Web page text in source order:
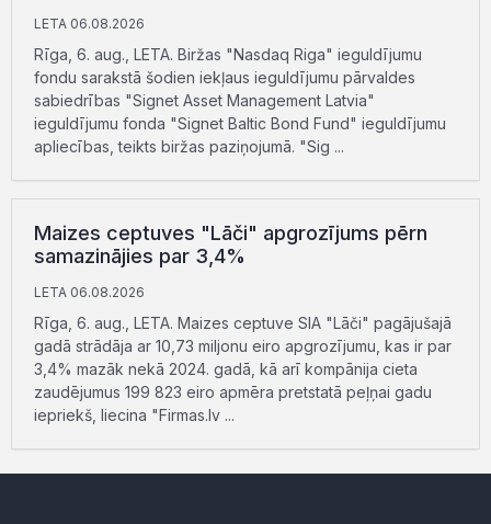
LETA 06.08.2026
Rīga, 6. aug., LETA. Biržas "Nasdaq Riga" ieguldījumu
fondu sarakstā šodien iekļaus ieguldījumu pārvaldes
sabiedrības "Signet Asset Management Latvia"
ieguldījumu fonda "Signet Baltic Bond Fund" ieguldījumu
apliecības, teikts biržas paziņojumā. "Sig ...
Maizes ceptuves "Lāči" apgrozījums pērn
samazinājies par 3,4%
LETA 06.08.2026
Rīga, 6. aug., LETA. Maizes ceptuve SIA "Lāči" pagājušajā
gadā strādāja ar 10,73 miljonu eiro apgrozījumu, kas ir par
3,4% mazāk nekā 2024. gadā, kā arī kompānija cieta
zaudējumus 199 823 eiro apmēra pretstatā peļņai gadu
iepriekš, liecina "Firmas.lv ...